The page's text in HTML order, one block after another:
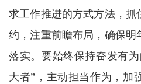
求工作推进的方式方法，抓
约，注重前瞻布局，确保
落实。要始终保持奋发有
大者”，主动担当作为，加